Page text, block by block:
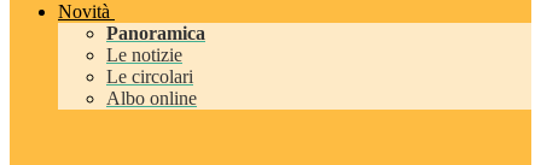
Novità
Panoramica
Le notizie
Le circolari
Albo online